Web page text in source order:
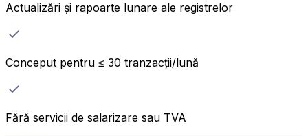
Actualizări și rapoarte lunare ale registrelor
Conceput pentru ≤ 30 tranzacții/lună
Fără servicii de salarizare sau TVA